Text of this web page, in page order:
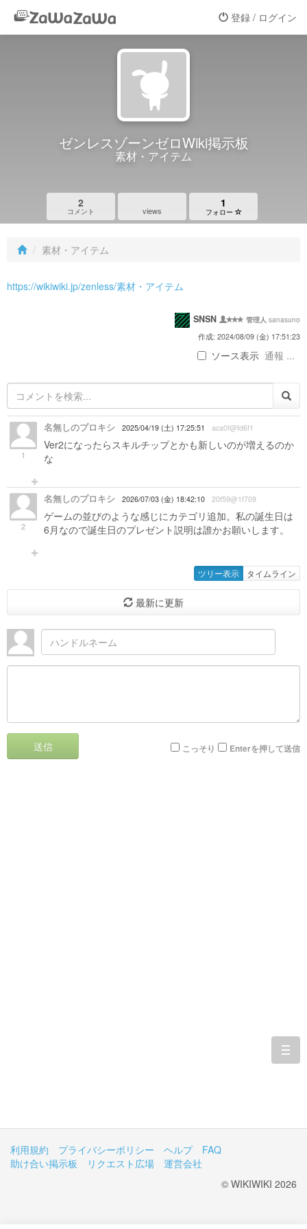
登録 / ログイン
ゼンレスゾーンゼロWiki掲示板
素材・アイテム
2
コメント views
1
フォロー
素材・アイテム
https://wikiwiki.jp/zenless/素材・アイテム
SNSN 管理人 sanasuno
作成: 2024/08/09 (金) 17:51:23
ソース表示 通報 ...
1
名無しのプロキシ 2025/04/19 (土) 17:25:51 aca0f@fd6f1
Ver2になったらスキルチップとかも新しいのが増えるのか
な
2
名無しのプロキシ 2026/07/03 (金) 18:42:10 20f59@1f709
ゲームの並びのような感じにカテゴリ追加。私の誕生日は
6月なので誕生日のプレゼント説明は誰かお願いします。
ツリー表示 タイムライン
最新に更新
送信 こっそり Enterを押して送信
利用規約 プライバシーポリシー ヘルプ
FAQ
助け合い掲示板
リクエスト広場
運営会社
© WIKIWIKI 2026